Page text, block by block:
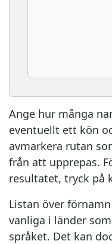
Ange hur många
eventuellt ett kön
avmarkera rutan
från att upprepas.
resultatet, tryck på
Listan över
vanliga i länder
språket. Det kan